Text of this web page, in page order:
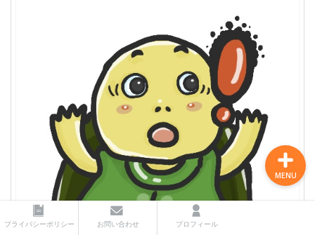
プライバシーポリシー お問い合わせ プロフィール
MENU
プライバシーポリシー
お問い合わせ
プロフィール